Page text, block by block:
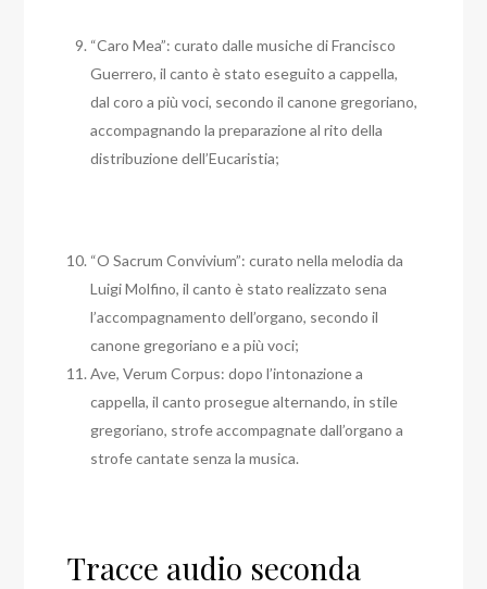
“Caro Mea”: curato dalle musiche di Francisco
Guerrero, il canto è stato eseguito a cappella,
dal coro a più voci, secondo il canone gregoriano,
accompagnando la preparazione al rito della
distribuzione dell’Eucaristia;
“O Sacrum Convivium”: curato nella melodia da
Luigi Molfino, il canto è stato realizzato sena
l’accompagnamento dell’organo, secondo il
canone gregoriano e a più voci;
Ave, Verum Corpus: dopo l’intonazione a
cappella, il canto prosegue alternando, in stile
gregoriano, strofe accompagnate dall’organo a
strofe cantate senza la musica.
Tracce audio seconda